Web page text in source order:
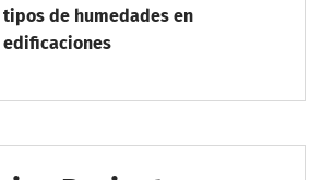
tipos de humedades en
edificaciones